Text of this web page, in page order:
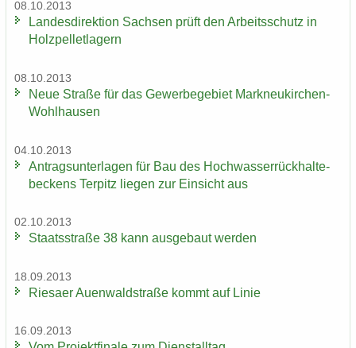
08.10.2013
Lan­des­di­rek­ti­on Sach­sen prüft den Ar­beits­schutz in
Holz­pel­let­la­gern
08.10.2013
Neue Stra­ße für das Ge­wer­be­ge­biet Markneukirchen-​
Wohlhausen
04.10.2013
An­trags­un­ter­la­gen für Bau des Hoch­was­ser­rück­hal­te­
be­ckens Ter­pitz lie­gen zur Ein­sicht aus
02.10.2013
Staats­stra­ße 38 kann aus­ge­baut wer­den
18.09.2013
Rie­sa­er Au­en­wald­stra­ße kommt auf Linie
16.09.2013